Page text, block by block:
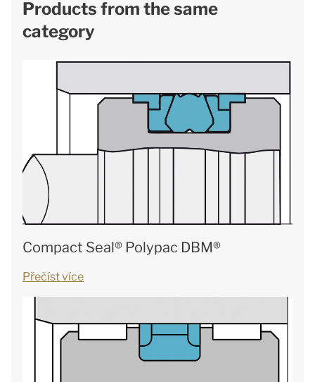
Products from the same
category
Compact Seal® Polypac DBM®
Přečíst více